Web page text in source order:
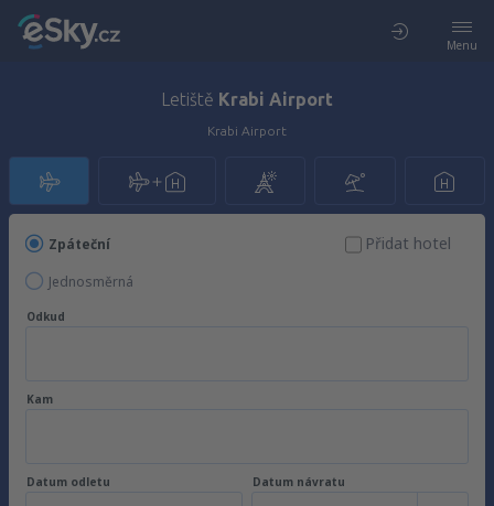
Menu
Letiště Krabi Airport
Krabi Airport
Zpáteční
Jednosměrná
Přidat hotel
Odkud
Kam
Datum odletu Datum návratu